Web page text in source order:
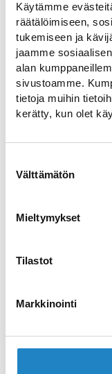
Käytämme
räätälöimiseen,
tukemiseen ja
jaamme
alan
sivustoamme.
tietoja muihin
kerätty, kun olet
valinta
Välttämätön
Mieltymykset
Tilastot
Markkinointi
Luumäellä
luvun
Luumäen
rakennus